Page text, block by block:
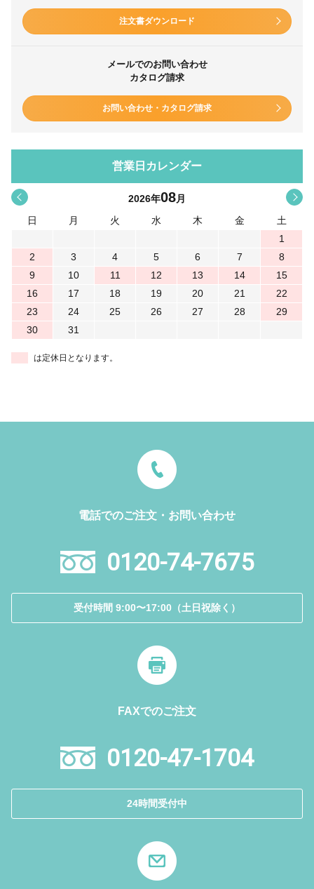
注文書ダウンロード
メールでのお問い合わせ
カタログ請求
お問い合わせ・カタログ請求
営業日カレンダー
< 2026年08月
日
月 火 水 木 金
土
1
2
3 4 5 6 7
8
9
10 11 12 13 14
15
16
17 18 19 20 21
22
23
24 25 26 27 28
29
30
31
は定休日となります。
電話でのご注文・お問い合わせ
0120-74-7675
受付時間 9:00〜17:00（土日祝除く）
FAXでのご注文
0120-47-1704
24時間受付中